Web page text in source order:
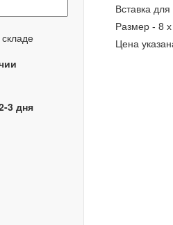
3 дня
Вставка
Размер - 8
Цена